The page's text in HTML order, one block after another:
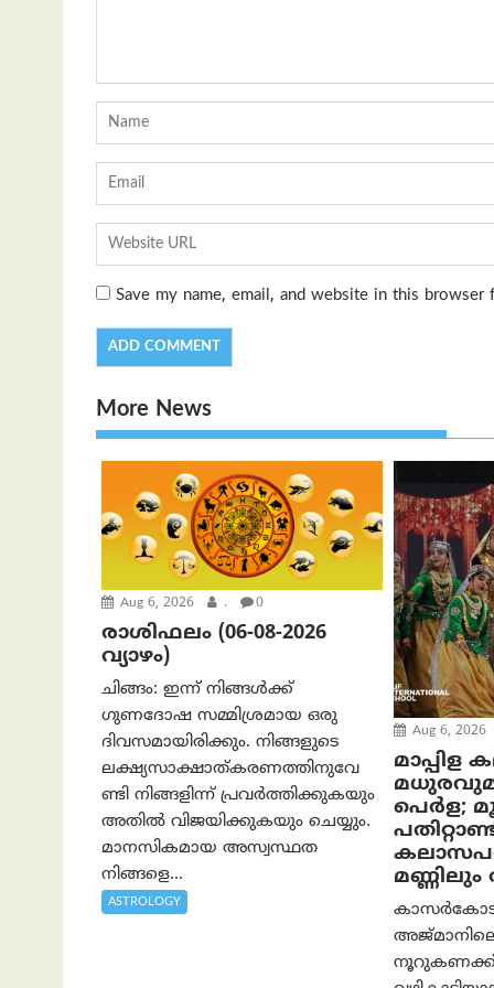
Save my name, email, and website in this
More News
Aug 6, 2026 . 0
രാശിഫലം (06-08-2026
വ്യാഴം)
ചിങ്ങം: ഇന്ന് നിങ്ങൾക്ക്
ഗുണദോഷ സമ്മിശ്രമായ ഒരു
ദിവസമായിരിക്കും. നിങ്ങളുടെ
ലക്ഷ്യസാക്ഷാത്കരണത്തിനുവേ
ണ്ടി നിങ്ങളിന്ന് പ്രവർത്തിക്കുകയും
അതില്‍ വിജയിക്കുകയും ചെയ്യും.
മാനസികമായ അസ്വസ്ഥത
നിങ്ങളെ...
ASTROLOGY
Aug 6, 2026
മാപ്പിള
പെർള;
മണ്ണിലും